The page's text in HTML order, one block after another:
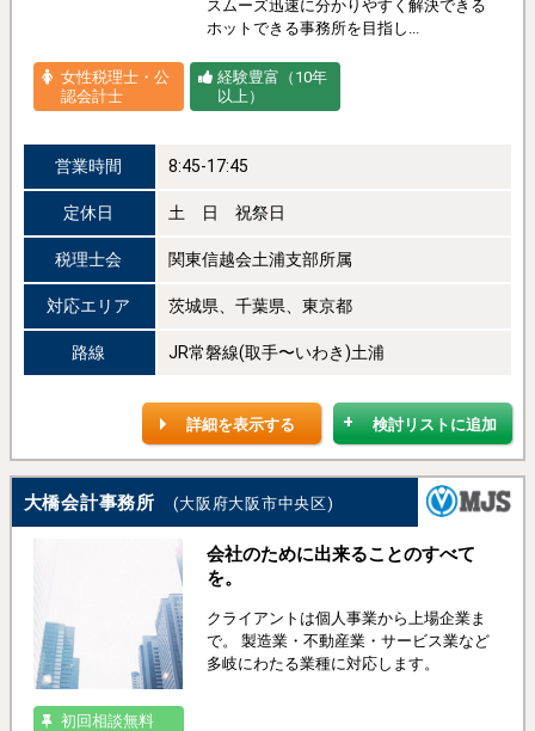
スムーズ迅速に分かりやすく解決できる
ホットできる事務所を目指し...
女性税理士・公
認会計士
経験豊富（10年
以上）
営業時間 8:45-17:45
定休日 土 日 祝祭日
税理士会 関東信越会土浦支部所属
対応エリア 茨城県、千葉県、東京都
路線 JR常磐線(取手〜いわき)土浦
検討リストに追加
詳細を表示する
大橋会計事務所 (大阪府大阪市中央区)
会社のために出来ることのすべて
を。
クライアントは個人事業から上場企業ま
で。 製造業・不動産業・サービス業など
多岐にわたる業種に対応します。
初回相談無料